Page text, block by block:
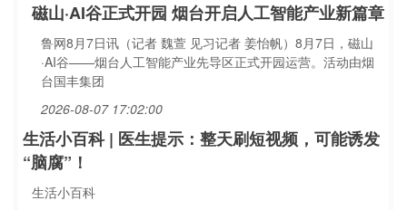
磁山·AI谷正式开园 烟台开启人工智能产业新篇章
鲁网8月7日讯（记者 魏萱 见习记者 姜怡帆）8月7日，磁山
·AI谷——烟台人工智能产业先导区正式开园运营。活动由烟
台国丰集团
2026-08-07 17:02:00
生活小百科 | 医生提示：整天刷短视频，可能诱发
“脑腐”！
生活小百科